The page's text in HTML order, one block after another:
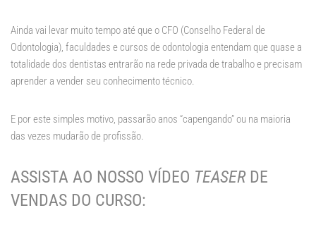
Ainda vai levar muito tempo até que o CFO (Conselho Federal de
Odontologia), faculdades e cursos de odontologia entendam que quase a
totalidade dos dentistas entrarão na rede privada de trabalho e precisam
aprender a vender seu conhecimento técnico.
E por este simples motivo, passarão anos “capengando” ou na maioria
das vezes mudarão de profissão.
ASSISTA AO NOSSO VÍDEO TEASERDE
VENDAS DO CURSO: